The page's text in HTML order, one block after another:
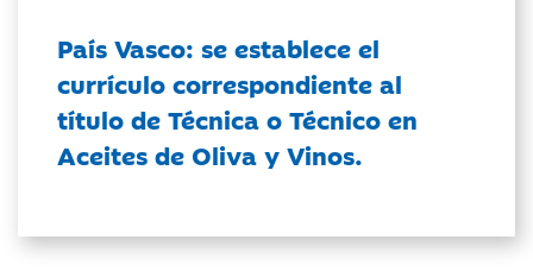
País Vasco: se establece el
currículo correspondiente al
título de Técnica o Técnico en
Aceites de Oliva y Vinos.